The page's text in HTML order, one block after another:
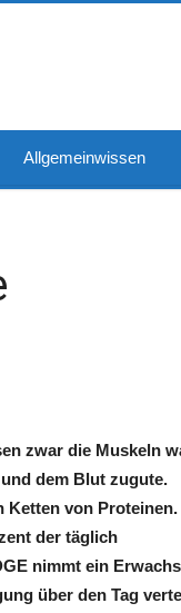
Allgemeinwissen
zwar die Muskeln
dem Blut zugute.
Ketten von
der täglich
nimmt ein
über den Tag